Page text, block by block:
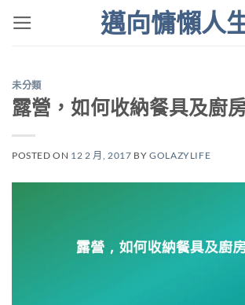
邁向慵懶人
未分類
露營，如何收納餐具及廚
POSTED ON 12 2 月, 2017 BYGOLAZYLIFE